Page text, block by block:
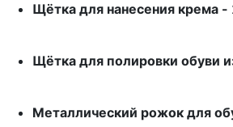
Щётка для нанесения крема -
Щётка для полировки обуви
Металлический рожок для